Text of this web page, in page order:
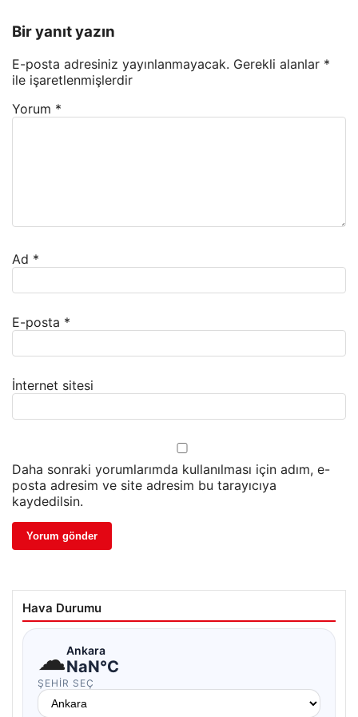
Bir yanıt yazın
E-posta adresiniz yayınlanmayacak. Gerekli alanlar *
ile işaretlenmişlerdir
Yorum *
Ad *
E-posta *
İnternet sitesi
Daha sonraki yorumlarımda kullanılması için adım, e-
posta adresim ve site adresim bu tarayıcıya
kaydedilsin.
Hava Durumu
☁Ankara
NaN°C
ŞEHIR SEÇ